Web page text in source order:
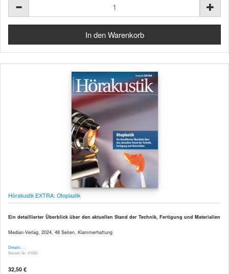
Hörakustik EXTRA: Otoplastik
Ein detaillierter Überblick über den aktuellen Stand der Technik, Fertigung und Materialien
Median-Verlag, 2024, 48 Seiten, Klammerhaftung
Details …
Bestell-Nr. 41060
32,50 €